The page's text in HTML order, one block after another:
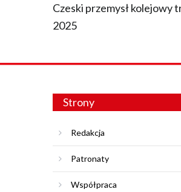
Czeski przemysł kolejowy
2025
Strony
Redakcja
Patronaty
Współpraca